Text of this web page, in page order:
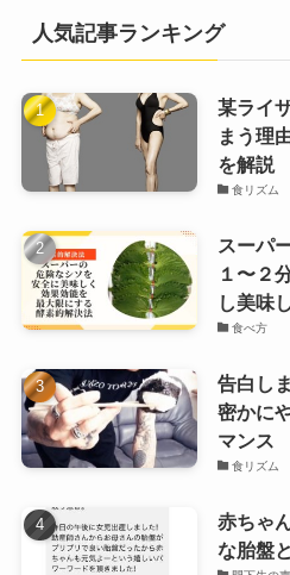
人気記事ランキング
某ライ
まう理
を解説
食リズム
スーパ
１〜２
し美味
食べ方
告白し
密かに
マンス
食リズム
赤ちゃ
な胎盤